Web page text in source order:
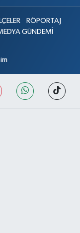
İLÇELER
RÖPORTAJ
GÜNDEMİ